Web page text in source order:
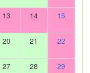
13 14 15
20 21 22
27 28 29